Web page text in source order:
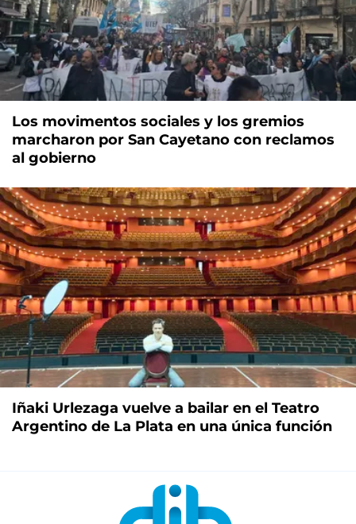
Los movimentos sociales y los gremios
marcharon por San Cayetano con reclamos
al gobierno
Iñaki Urlezaga vuelve a bailar en el Teatro
Argentino de La Plata en una única función